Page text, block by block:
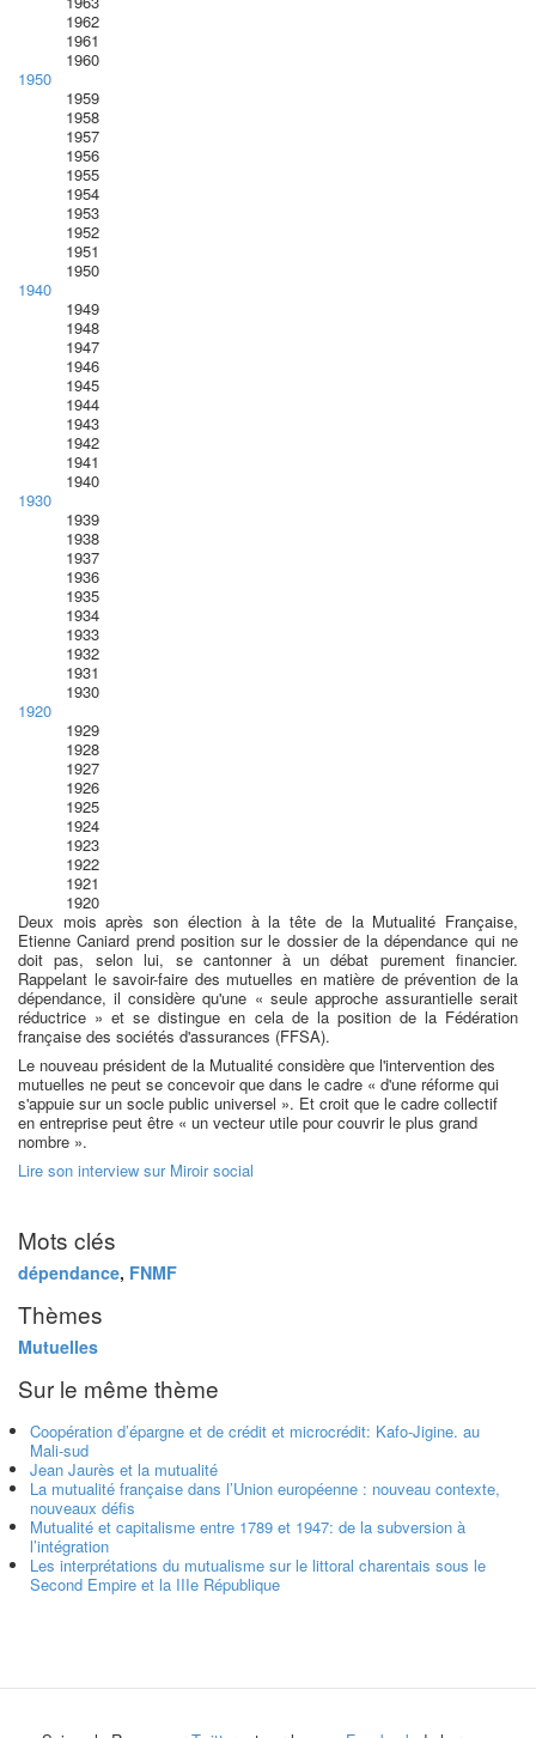
1962
1961
1960
1950
1959
1958
1957
1956
1955
1954
1953
1952
1951
1950
1940
1949
1948
1947
1946
1945
1944
1943
1942
1941
1940
1930
1939
1938
1937
1936
1935
1934
1933
1932
1931
1930
1920
1929
1928
1927
1926
1925
1924
1923
1922
1921
1920
Deux mois après son élection à la tête de la Mutualité Française,
Etienne Caniard prend position sur le dossier de la dépendance qui ne
doit pas, selon lui, se cantonner à un débat purement financier.
Rappelant le savoir-faire des mutuelles en matière de prévention de la
dépendance, il considère qu'une « seule approche assurantielle serait
réductrice » et se distingue en cela de la position de la Fédération
française des sociétés d'assurances (FFSA).
Le nouveau président de la Mutualité considère que l'intervention des
mutuelles ne peut se concevoir que dans le cadre « d'une réforme qui
s'appuie sur un socle public universel ». Et croit que le cadre collectif
en entreprise peut être « un vecteur utile pour couvrir le plus grand
nombre ».
Lire son interview sur Miroir social
Mots clés
dépendance, FNMF
Thèmes
Mutuelles
Sur le même thème
Coopération d’épargne et de crédit et microcrédit: Kafo-Jigine. au
Mali-sud
Jean Jaurès et la mutualité
La mutualité française dans l’Union européenne : nouveau contexte,
nouveaux défis
Mutualité et capitalisme entre 1789 et 1947: de la subversion à
l’intégration
Les interprétations du mutualisme sur le littoral charentais sous le
Second Empire et la IIIe République